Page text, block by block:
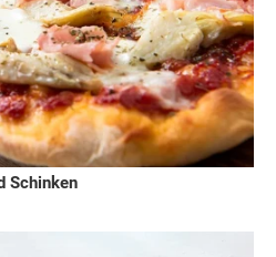
Schinken